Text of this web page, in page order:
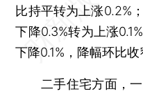
比持平转为上涨0.2%
下降0.3%转为上涨
下降0.1%，降幅环比收
二手住宅方面，一